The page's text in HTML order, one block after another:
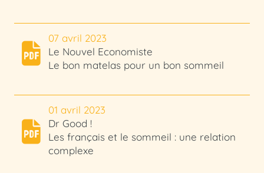
07 avril 2023
Le Nouvel Economiste
Le bon matelas pour un bon sommeil
01 avril 2023
Dr Good !
Les français et le sommeil : une relation
complexe